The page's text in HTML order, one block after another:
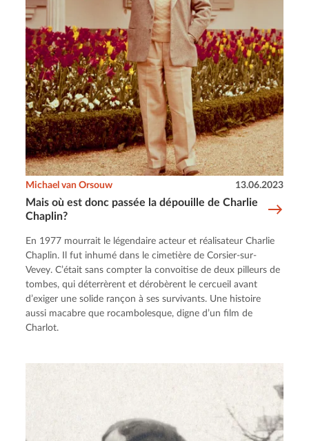
Mais où est donc passée la dépouille de Charlie
Chaplin?
Michael van Orsouw 13.06.2023
En 1977 mourrait le légendaire acteur et réalisateur Charlie
Chaplin. Il fut inhumé dans le cimetière de Corsier-sur-
Vevey. C’était sans compter la convoitise de deux pilleurs de
tombes, qui déterrèrent et dérobèrent le cercueil avant
d’exiger une solide rançon à ses survivants. Une histoire
aussi macabre que rocambolesque, digne d’un film de
Charlot.